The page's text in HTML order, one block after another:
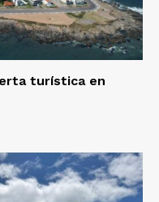
turística en